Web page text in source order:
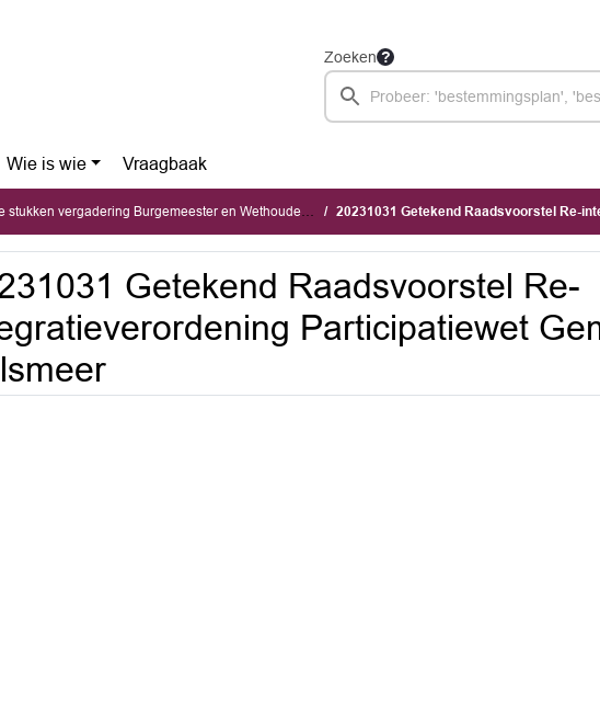
Zoeken
Wie is wie Vraagbaak
vergadering Burgemeester en Wethouders (dinsdag 31 oktober 2023) 20231031 Getekend Raadsvoorstel Re-integratieverordening
Getekend Raadsvoorstel Re-
Participatiewet